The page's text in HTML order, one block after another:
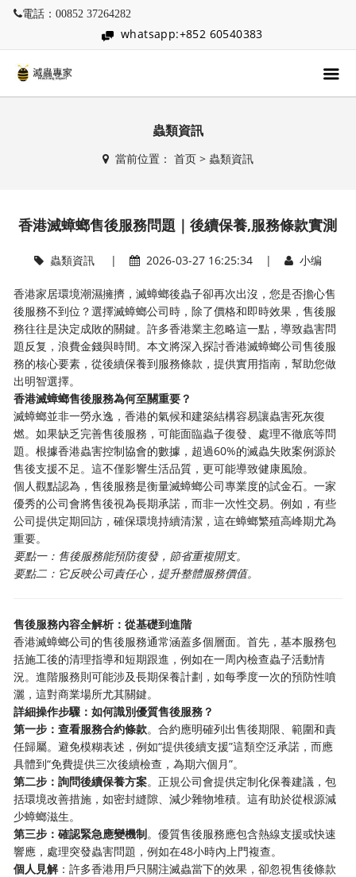
電話：00852 37264282
whatsapp:+852 60540383
蟲類資訊
當前位置： 首页> 蟲類資訊
香港滅蟑螂售後服務問題｜後續保養,服務條款實測
蟲類資訊| 2026-03-27 16:25:34 | 小编
香港家居環境潮濕擁擠，滅蟑螂後蟲子卻再次出沒，您是否擔心售
後服務不到位？選擇滅蟑螂公司時，除了價格和即時效果，售後服
務往往是決定成敗的關鍵。許多香港業主忽略這一點，導致蟲害問
題反复，浪費金錢與時間。本文將深入探討香港滅蟑螂公司售後服
務的核心要素，從後續保養到服務條款，提供實用指南，幫助您做
出明智選擇。
香港滅蟑螂售後服務為何至關重要？
滅蟑螂並非一勞永逸，香港的氣候和建築結構容易讓蟲害死灰復
燃。如果缺乏完善售後服務，可能面臨蟲子復發、處理不徹底等問
題。根據香港蟲害控制協會的數據，超過60%的滅蟲失敗案例源於
售後支援不足。這不僅影響生活品質，更可能導致健康風險。
個人觀點認為，售後服務是衡量滅蟑螂公司專業度的試金石。一家
優秀的公司會將售後視為長期承諾，而非一次性交易。例如，有些
公司提供定期回訪，確保環境持續清潔，這在蟑螂繁殖高峰期尤為
重要。
要點一：售後服務能預防復發，節省重複開支。
要點二：它反映公司責任心，提升整體服務價值。
售後服務內容全解析：從基礎到進階
香港滅蟑螂公司的售後服務通常涵蓋多個層面。首先，基本服務包
括施工後的清理指導和短期跟進，例如在一周內檢查蟲子活動情
況。進階服務則可能涉及長期保養計劃，如每季度一次的預防性噴
灑，這對商業場所尤其關鍵。
詳細操作步驟：如何識別優質售後服務？
第一步：查看服務合約條款。合約應明確列出售後期限、範圍和責
任歸屬。避免模糊表述，例如“提供後續支援”這類空泛承諾，而應
具體到“免費提供三次後續檢查，為期六個月”。
第二步：詢問後續保養方案。正規公司會提供定制化保養建議，包
括環境改善措施，如密封縫隙、減少雜物堆積。這有助於從根源減
少蟑螂滋生。
第三步：確認緊急應變機制。優質售後服務應包含熱線支援或快速
響應，處理突發蟲害問題，例如在48小時內上門複查。
個人見解：許多香港用戶只關注滅蟲當下的效果，卻忽視售後條款